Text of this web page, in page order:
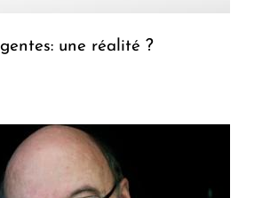
une réalité ?